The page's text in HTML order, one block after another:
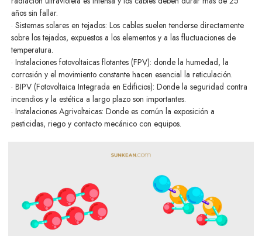
años sin fallar.
· Sistemas solares en tejados: Los cables suelen tenderse directamente
sobre los tejados, expuestos a los elementos y a las fluctuaciones de
temperatura.
· Instalaciones fotovoltaicas flotantes (FPV): donde la humedad, la
corrosión y el movimiento constante hacen esencial la reticulación.
· BIPV (Fotovoltaica Integrada en Edificios): Donde la seguridad contra
incendios y la estética a largo plazo son importantes.
· Instalaciones Agrivoltaicas: Donde es común la exposición a
pesticidas, riego y contacto mecánico con equipos.